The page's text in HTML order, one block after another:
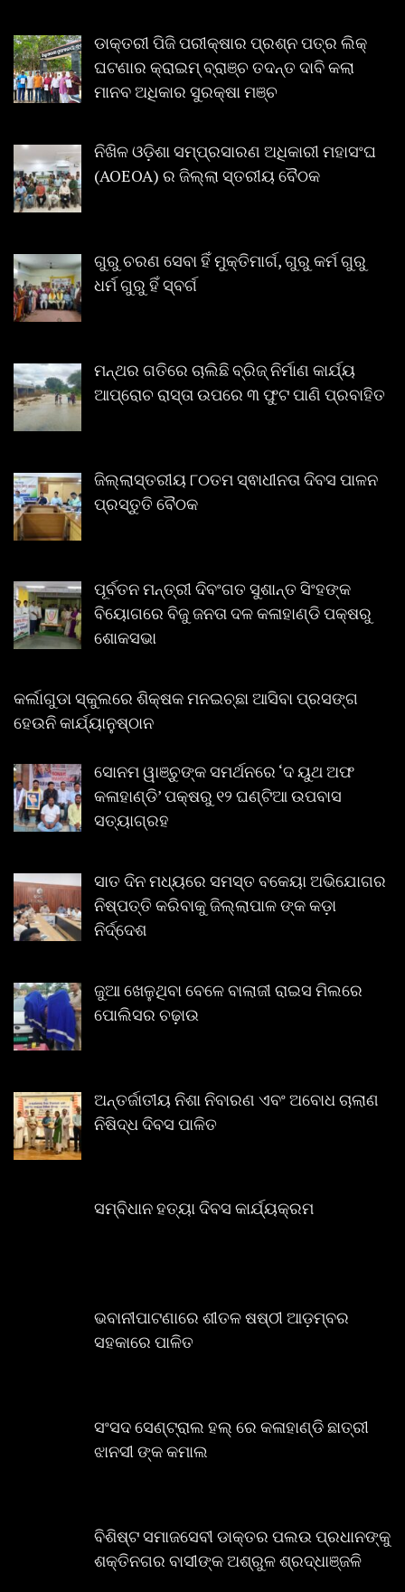
ଡାକ୍ତରୀ ପିଜି ପରୀକ୍ଷାର ପ୍ରଶ୍ନ ପତ୍ର ଲିକ୍
ଘଟଣାର କ୍ରାଇମ୍ ବ୍ରାଞ୍ଚ ତଦନ୍ତ ଦାବି କଲା
ମାନବ ଅଧିକାର ସୁରକ୍ଷା ମଞ୍ଚ
ନିଖିଳ ଓଡ଼ିଶା ସମ୍ପ୍ରସାରଣ ଅଧିକାରୀ ମହାସଂଘ
(AOEOA) ର ଜିଲ୍ଲା ସ୍ତରୀୟ ବୈଠକ
ଗୁରୁ ଚରଣ ସେବା ହିଁ ମୁକ୍ତିମାର୍ଗ, ଗୁରୁ କର୍ମ ଗୁରୁ
ଧର୍ମ ଗୁରୁ ହିଁ ସ୍ବର୍ଗ
ମନ୍ଥର ଗତିରେ ଚାଲିଛି ବ୍ରିଜ୍ ନିର୍ମାଣ କାର୍ଯ୍ୟ
ଆପ୍ରୋଚ ରାସ୍ତା ଉପରେ ୩ ଫୁଟ ପାଣି ପ୍ରବାହିତ
ଜିଲ୍ଲାସ୍ତରୀୟ ୮୦ତମ ସ୍ଵାଧୀନତା ଦିବସ ପାଳନ
ପ୍ରସ୍ତୁତି ବୈଠକ
ପୂର୍ବତନ ମନ୍ତ୍ରୀ ଦିବଂଗତ ସୁଶାନ୍ତ ସିଂହଙ୍କ
ବିୟୋଗରେ ବିଜୁ ଜନତା ଦଳ କଳାହାଣ୍ଡି ପକ୍ଷରୁ
ଶୋକସଭା
କର୍ଲାଗୁଡା ସ୍କୁଲରେ ଶିକ୍ଷକ ମନଇଚ୍ଛା ଆସିବା ପ୍ରସଙ୍ଗ
ହେଉନି କାର୍ଯ୍ୟାନୁଷ୍ଠାନ
ସୋନମ ୱାଞ୍ଚୁଙ୍କ ସମର୍ଥନରେ ‘ଦ ୟୁଥ ଅଫ
କଳାହାଣ୍ଡି’ ପକ୍ଷରୁ ୧୨ ଘଣ୍ଟିଆ ଉପବାସ
ସତ୍ୟାଗ୍ରହ
ସାତ ଦିନ ମଧ୍ୟରେ ସମସ୍ତ ବକେୟା ଅଭିଯୋଗର
ନିଷ୍ପତ୍ତି କରିବାକୁ ଜିଲ୍ଲାପାଳ ଙ୍କ କଡ଼ା
ନିର୍ଦ୍ଦେଶ
ଜୁଆ ଖେଳୁଥିବା ବେଳେ ବାଲାଜୀ ରାଇସ ମିଲରେ
ପୋଲିସର ଚଢ଼ାଉ
ଅନ୍ତର୍ଜାତୀୟ ନିଶା ନିବାରଣ ଏବଂ ଅବୋଧ ଚାଲାଣ
ନିଷିଦ୍ଧ ଦିବସ ପାଳିତ
ସମ୍ବିଧାନ ହତ୍ୟା ଦିବସ କାର୍ଯ୍ୟକ୍ରମ
ଭବାନୀପାଟଣାରେ ଶୀତଳ ଷଷ୍ଠୀ ଆଡ଼ମ୍ବର
ସହକାରେ ପାଳିତ
ସଂସଦ ସେଣ୍ଟ୍ରାଲ ହଲ୍ ରେ କଳାହାଣ୍ଡି ଛାତ୍ରୀ
ଝାନସୀ ଙ୍କ କମାଲ
ବିଶିଷ୍ଟ ସମାଜସେବୀ ଡାକ୍ତର ପଲଉ ପ୍ରଧାନଙ୍କୁ
ଶକ୍ତିନଗର ବାସୀଙ୍କ ଅଶ୍ରୁଳ ଶ୍ରଦ୍ଧାଞ୍ଜଳି